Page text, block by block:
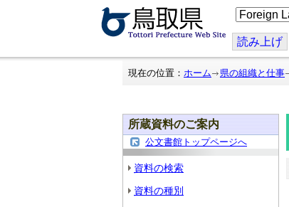
こ
の
ジ
を
翻
読み上げ
現在の位置： ホーム 県の組織と仕事
所蔵資料のご案内
公文書館トップページへ
資料の検索
資料の種別